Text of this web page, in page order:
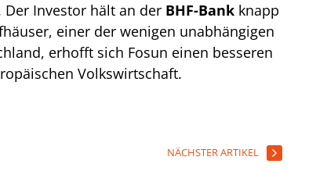
Investor hält an der BHF-Bank knapp
einer der wenigen unabhängigen
erhofft sich Fosun einen besseren
Volkswirtschaft.
NÄCHSTER ARTIKEL